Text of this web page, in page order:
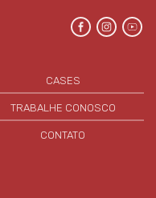
CASES
TRABALHE CONOSCO
CONTATO